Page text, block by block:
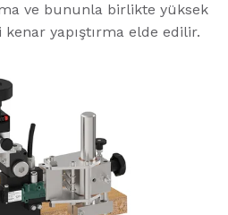
ve bununla birlikte yüksek
kenar yapıştırma elde edilir.